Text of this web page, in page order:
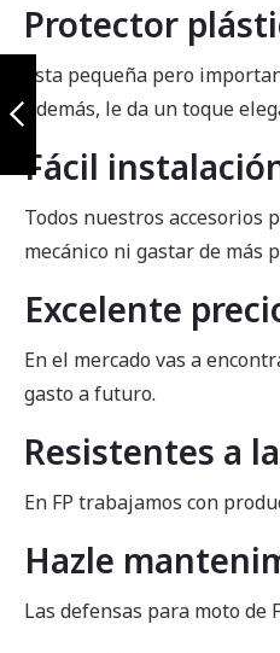
negro/gris
yamaha fz 3.0
Anterior
Protector
Esta pequeña pero
Además, le da un toque
Fácil
Todos nuestros accesorios
mecánico ni gastar de más
Excelente
En el mercado vas a
gasto a futuro.
Resistentes a
En FP trabajamos con
Hazle
Las defensas para moto